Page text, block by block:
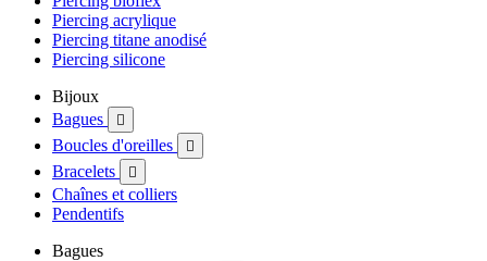
Piercing acrylique
Piercing titane anodisé
Piercing silicone
Bijoux
Bagues

Boucles d'oreilles 
Bracelets 
Chaînes et colliers
Pendentifs
Bagues